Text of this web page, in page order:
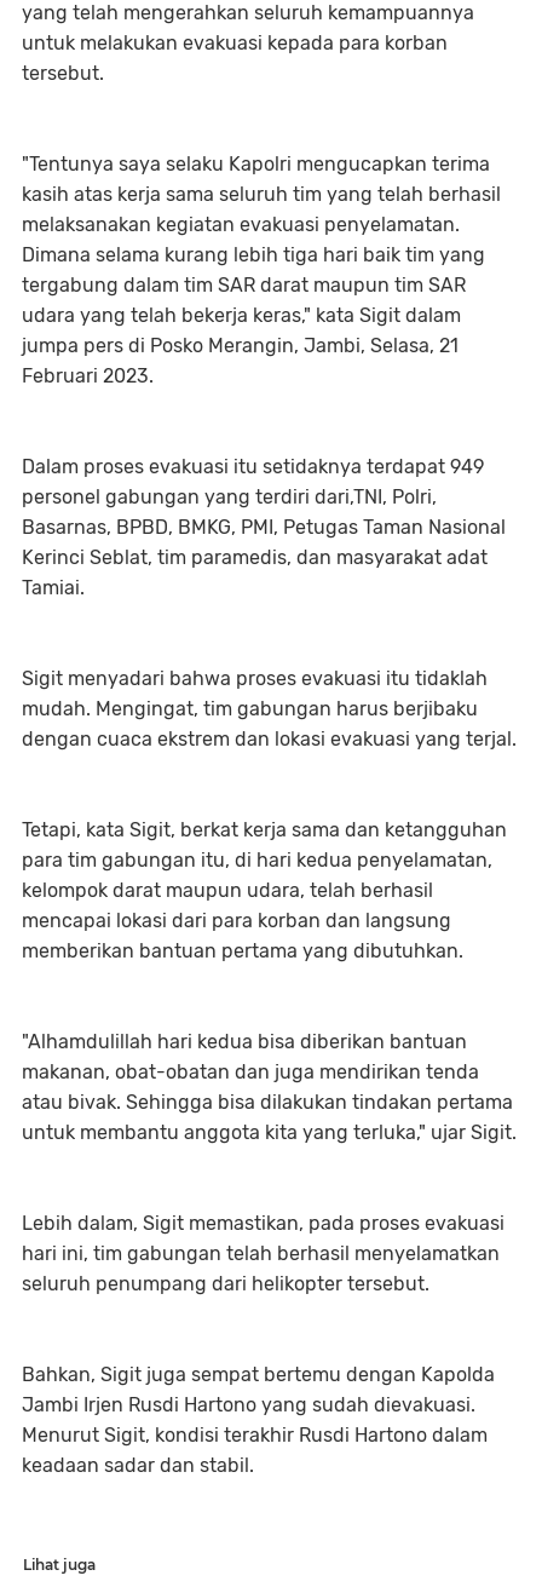
yang telah mengerahkan seluruh kemampuannya
untuk melakukan evakuasi kepada para korban
tersebut.
"Tentunya saya selaku Kapolri mengucapkan terima
kasih atas kerja sama seluruh tim yang telah berhasil
melaksanakan kegiatan evakuasi penyelamatan.
Dimana selama kurang lebih tiga hari baik tim yang
tergabung dalam tim SAR darat maupun tim SAR
udara yang telah bekerja keras," kata Sigit dalam
jumpa pers di Posko Merangin, Jambi, Selasa, 21
Februari 2023.
Dalam proses evakuasi itu setidaknya terdapat 949
personel gabungan yang terdiri dari,TNI, Polri,
Basarnas, BPBD, BMKG, PMI, Petugas Taman Nasional
Kerinci Seblat, tim paramedis, dan masyarakat adat
Tamiai.
Sigit menyadari bahwa proses evakuasi itu tidaklah
mudah. Mengingat, tim gabungan harus berjibaku
dengan cuaca ekstrem dan lokasi evakuasi yang terjal.
Tetapi, kata Sigit, berkat kerja sama dan ketangguhan
para tim gabungan itu, di hari kedua penyelamatan,
kelompok darat maupun udara, telah berhasil
mencapai lokasi dari para korban dan langsung
memberikan bantuan pertama yang dibutuhkan.
"Alhamdulillah hari kedua bisa diberikan bantuan
makanan, obat-obatan dan juga mendirikan tenda
atau bivak. Sehingga bisa dilakukan tindakan pertama
untuk membantu anggota kita yang terluka," ujar Sigit.
Lebih dalam, Sigit memastikan, pada proses evakuasi
hari ini, tim gabungan telah berhasil menyelamatkan
seluruh penumpang dari helikopter tersebut.
Bahkan, Sigit juga sempat bertemu dengan Kapolda
Jambi Irjen Rusdi Hartono yang sudah dievakuasi.
Menurut Sigit, kondisi terakhir Rusdi Hartono dalam
keadaan sadar dan stabil.
Lihat juga